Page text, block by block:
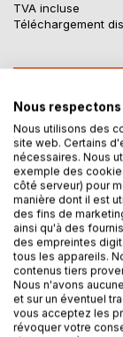
TVA incluse
Téléchargement
Ajouter à ma
Laisser un avis
DESCRIPTION
Nous
Nous utilisons des
site web. Certains
nécessaires. Nous
exemple des
côté serveur) pour
manière dont il est
des fins de
ainsi qu'à des
des empreintes
tous les appareils.
contenus tiers
Nous n'avons
et sur un éventuel
vous acceptez les
révoquer votre